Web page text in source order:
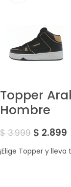
Topper
Hombre
$3.999 $ 2.899
¡Elige Topper y